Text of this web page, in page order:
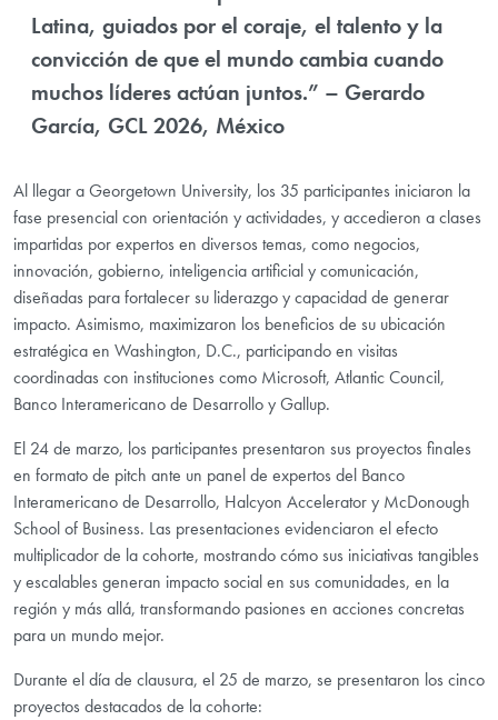
Latina, guiados por el coraje, el talento y la
convicción de que el mundo cambia cuando
muchos líderes actúan juntos.” – Gerardo
García, GCL 2026, México
Al llegar a Georgetown University, los 35 participantes iniciaron la
fase presencial con orientación y actividades, y accedieron a clases
impartidas por expertos en diversos temas, como negocios,
innovación, gobierno, inteligencia artificial y comunicación,
diseñadas para fortalecer su liderazgo y capacidad de generar
impacto. Asimismo, maximizaron los beneficios de su ubicación
estratégica en Washington, D.C., participando en visitas
coordinadas con instituciones como Microsoft, Atlantic Council,
Banco Interamericano de Desarrollo y Gallup.
El 24 de marzo, los participantes presentaron sus proyectos finales
en formato de pitch ante un panel de expertos del Banco
Interamericano de Desarrollo, Halcyon Accelerator y McDonough
School of Business. Las presentaciones evidenciaron el efecto
multiplicador de la cohorte, mostrando cómo sus iniciativas tangibles
y escalables generan impacto social en sus comunidades, en la
región y más allá, transformando pasiones en acciones concretas
para un mundo mejor.
Durante el día de clausura, el 25 de marzo, se presentaron los cinco
proyectos destacados de la cohorte: